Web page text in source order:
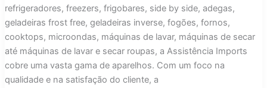
refrigeradores, freezers, frigobares, side by side, adegas,
geladeiras frost free, geladeiras inverse, fogões, fornos,
cooktops, microondas, máquinas de lavar, máquinas de secar
até máquinas de lavar e secar roupas, a Assistência Imports
cobre uma vasta gama de aparelhos. Com um foco na
qualidade e na satisfação do cliente, a